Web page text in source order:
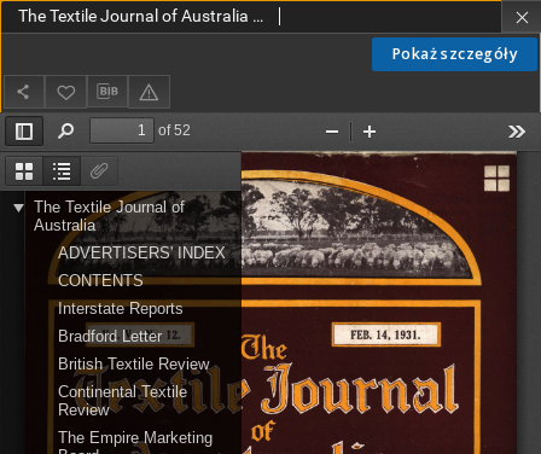
Pokaż szczegóły
The Textile Journal of Australia vol. 5 no. 12 (1930)